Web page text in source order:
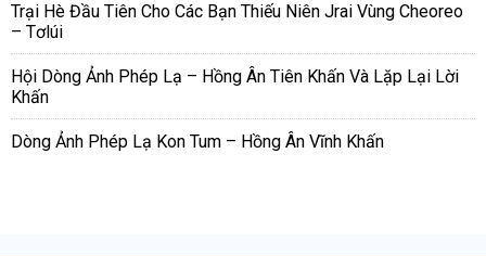
Trại Hè Đầu Tiên Cho Các Bạn Thiếu Niên Jrai Vùng Cheoreo
– Tơlúi
Hội Dòng Ảnh Phép Lạ – Hồng Ân Tiên Khấn Và Lặp Lại Lời
Khấn
Dòng Ảnh Phép Lạ Kon Tum – Hồng Ân Vĩnh Khấn